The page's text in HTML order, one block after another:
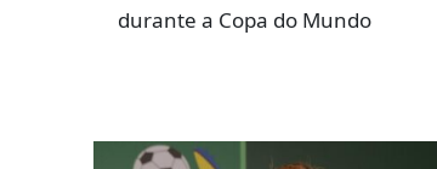
durante a Copa do Mundo